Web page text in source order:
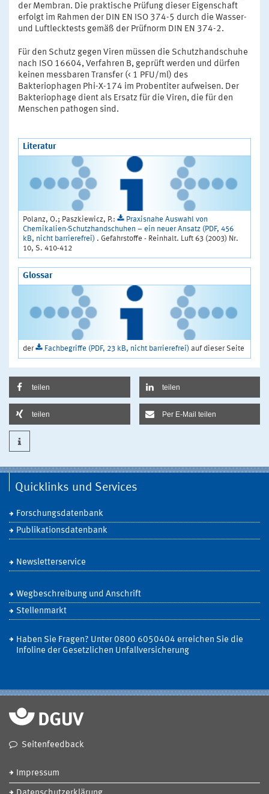
der Membran. Die praktische Prüfung dieser Eigenschaft
erfolgt im Rahmen der DIN EN ISO 374-5 durch die Wasser-
und Luftlecktests gemäß der Prüfnorm DIN EN 374-2.
Für den Schutz gegen Viren müssen die Schutzhandschuhe
nach ISO 16604, Verfahren B, geprüft werden und dürfen
keinen messbaren Transfer (< 1 PFU/ml) des
Bakteriophagen Phi-X-174 im Probentiter aufweisen. Der
Bakteriophage dient als Ersatz für die Viren, die für den
Menschen pathogen sind.
Literatur
Polanz, O.; Paszkiewicz, P.:
Praxisnahe Auswahl von
Chemikalien-Schutzhandschuhen – ein neuer Ansatz (PDF, 456
kB, nicht barrierefrei) . Gefahrstoffe - Reinhalt. Luft 63 (2003) Nr.
10, S. 410-412
Glossar
der Fachbegriffe (PDF, 23 kB, nicht barrierefrei) auf dieser Seite
teilen teilen
teilen Per E-Mail teilen
Quicklinks und Services
Forschungsdatenbank
Publikationsdatenbank
Newsletterservice
Wegbeschreibung und Anschrift
Stellenmarkt
Haben Sie Fragen? Unter 0800 6050404 erreichen Sie die
Infoline der Gesetzlichen Unfallversicherung
Seitenfeedback
Impressum